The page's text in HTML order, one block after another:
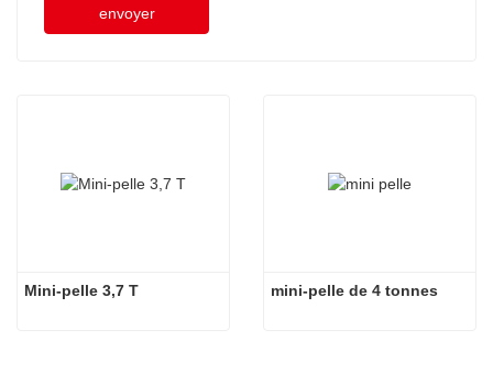
envoyer
Mini-pelle 3,7 T mini-pelle de 4 tonnes